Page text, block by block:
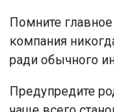
Помните
компания
ради обычного
Предупредите